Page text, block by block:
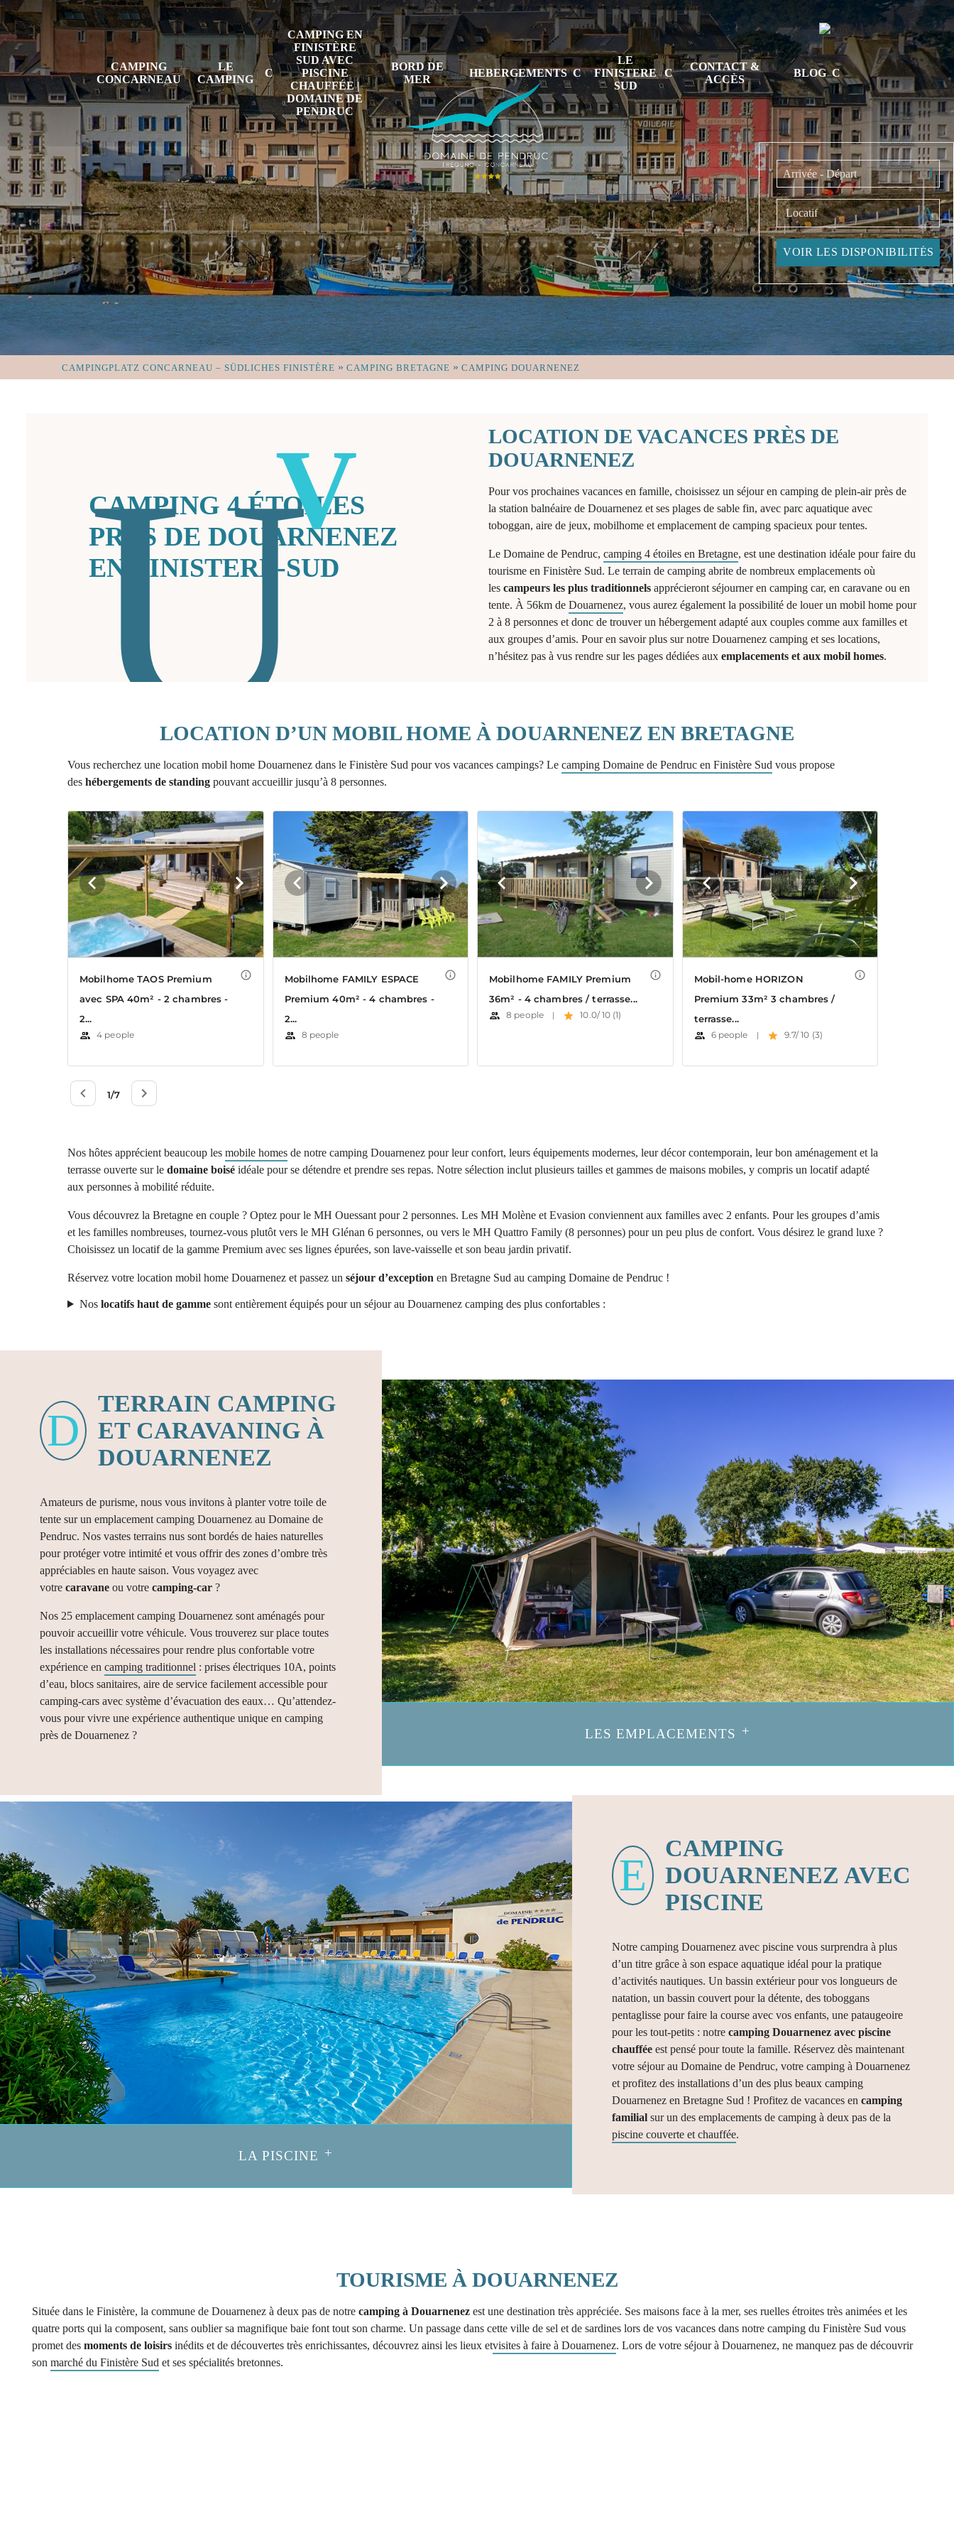
CAMPING
CONCARNEAU
LE
CAMPING
CAMPING EN
FINISTÈRE
SUD AVEC
PISCINE
CHAUFFÉE |
DOMAINE DE
PENDRUC
BORD DE
MER
HEBERGEMENTS
LE
FINISTERE
SUD
CONTACT &
ACCÈS
BLOG
Arrivée - Départ
CAMPINGPLATZ CONCARNEAU – SÜDLICHES FINISTÈRE » CAMPING BRETAGNE » CAMPING DOUARNENEZ
CAMPING 4 ÉTOILES
PRES DE DOUARNENEZ
EN FINISTERE-SUD
LOCATION DE VACANCES PRÈS DE
DOUARNENEZ
Pour vos prochaines vacances en famille, choisissez un séjour en camping de plein-air près de
la station balnéaire de Douarnenez et ses plages de sable fin, avec parc aquatique avec
toboggan, aire de jeux, mobilhome et emplacement de camping spacieux pour tentes.
Le Domaine de Pendruc, camping 4 étoiles en Bretagne, est une destination idéale pour faire du
tourisme en Finistère Sud. Le terrain de camping abrite de nombreux emplacements où
les campeurs les plus traditionnels apprécieront séjourner en camping car, en caravane ou en
tente. À 56km de Douarnenez, vous aurez également la possibilité de louer un mobil home pour
2 à 8 personnes et donc de trouver un hébergement adapté aux couples comme aux familles et
aux groupes d’amis. Pour en savoir plus sur notre Douarnenez camping et ses locations,
n’hésitez pas à vus rendre sur les pages dédiées aux emplacements et aux mobil homes.
LOCATION D’UN MOBIL HOME À DOUARNENEZ EN BRETAGNE
Vous recherchez une location mobil home Douarnenez dans le Finistère Sud pour vos vacances campings? Le camping Domaine de Pendruc en Finistère Sud vous propose
des hébergements de standing pouvant accueillir jusqu’à 8 personnes.
Nos hôtes apprécient beaucoup les mobile homes de notre camping Douarnenez pour leur confort, leurs équipements modernes, leur décor contemporain, leur bon aménagement et la
terrasse ouverte sur le domaine boisé idéale pour se détendre et prendre ses repas. Notre sélection inclut plusieurs tailles et gammes de maisons mobiles, y compris un locatif adapté
aux personnes à mobilité réduite.
Vous découvrez la Bretagne en couple ? Optez pour le MH Ouessant pour 2 personnes. Les MH Molène et Evasion conviennent aux familles avec 2 enfants. Pour les groupes d’amis
et les familles nombreuses, tournez-vous plutôt vers le MH Glénan 6 personnes, ou vers le MH Quattro Family (8 personnes) pour un peu plus de confort. Vous désirez le grand luxe ?
Choisissez un locatif de la gamme Premium avec ses lignes épurées, son lave-vaisselle et son beau jardin privatif.
Réservez votre location mobil home Douarnenez et passez un séjour d’exception en Bretagne Sud au camping Domaine de Pendruc !
Nos locatifs haut de gammesont entièrement équipés pour un séjour au Douarnenez camping des plus confortables :
TERRAIN CAMPING
ET CARAVANING À
DOUARNENEZ
Amateurs de purisme, nous vous invitons à planter votre toile de
tente sur un emplacement camping Douarnenez au Domaine de
Pendruc. Nos vastes terrains nus sont bordés de haies naturelles
pour protéger votre intimité et vous offrir des zones d’ombre très
appréciables en haute saison. Vous voyagez avec
votre caravane ou votre camping-car ?
Nos 25 emplacement camping Douarnenez sont aménagés pour
pouvoir accueillir votre véhicule. Vous trouverez sur place toutes
les installations nécessaires pour rendre plus confortable votre
expérience en camping traditionnel : prises électriques 10A, points
d’eau, blocs sanitaires, aire de service facilement accessible pour
camping-cars avec système d’évacuation des eaux… Qu’attendez-
vous pour vivre une expérience authentique unique en camping
près de Douarnenez ?
LES EMPLACEMENTS
LA PISCINE
CAMPING
DOUARNENEZ AVEC
PISCINE
Notre camping Douarnenez avec piscine vous surprendra à plus
d’un titre grâce à son espace aquatique idéal pour la pratique
d’activités nautiques. Un bassin extérieur pour vos longueurs de
natation, un bassin couvert pour la détente, des toboggans
pentaglisse pour faire la course avec vos enfants, une pataugeoire
pour les tout-petits : notrecamping Douarnenez avec piscine
chauffée est pensé pour toute la famille. Réservez dès maintenant
votre séjour au Domaine de Pendruc, votre camping à Douarnenez
et profitez des installations d’un des plus beaux camping
Douarnenez en Bretagne Sud ! Profitez de vacances encamping
familial sur un des emplacements de camping à deux pas de la
piscine couverte et chauffée.
TOURISME À DOUARNENEZ
Située dans le Finistère, la commune de Douarnenez à deux pas de notre camping à Douarnenez est une destination très appréciée. Ses maisons face à la mer, ses ruelles étroites très animées et les
quatre ports qui la composent, sans oublier sa magnifique baie font tout son charme. Un passage dans cette ville de sel et de sardines lors de vos vacances dans notre camping du Finistère Sud vous
promet des moments de loisirs inédits et de découvertes très enrichissantes, découvrez ainsi les lieux etvisites à faire à Douarnenez. Lors de votre séjour à Douarnenez, ne manquez pas de découvrir
son marché du Finistère Sud et ses spécialités bretonnes.